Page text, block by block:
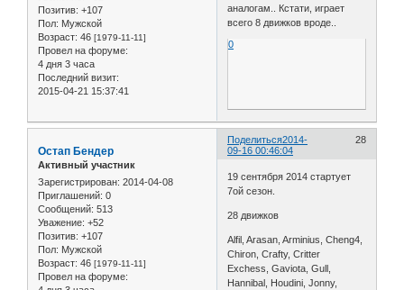
Позитив: +107
Пол: Мужской
Возраст: 46 [1979-11-11]
Провел на форуме:
4 дня 3 часа
Последний визит:
2015-04-21 15:37:41
аналогам.. Кстати, играет
всего 8 движков вроде..
0
Поделиться 28
2014-
09-16 00:46:04
Остап Бендер
Активный участник
Зарегистрирован: 2014-04-08
Приглашений: 0
Сообщений: 513
Уважение: +52
Позитив: +107
Пол: Мужской
Возраст: 46 [1979-11-11]
Провел на форуме:
19 сентября 2014 стартует
7ой сезон.
28 движков
Alfil, Arasan, Arminius, Cheng4,
Chiron, Crafty, Critter
Exchess, Gaviota, Gull,
Hannibal, Houdini, Jonny,